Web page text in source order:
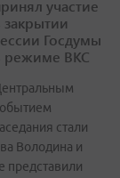
участие
закрытии
Госдумы
режиме ВКС
стали
Володина и
представили